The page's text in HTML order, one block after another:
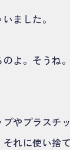
ました。
よ。そうね
やプラスチ
れに使い捨